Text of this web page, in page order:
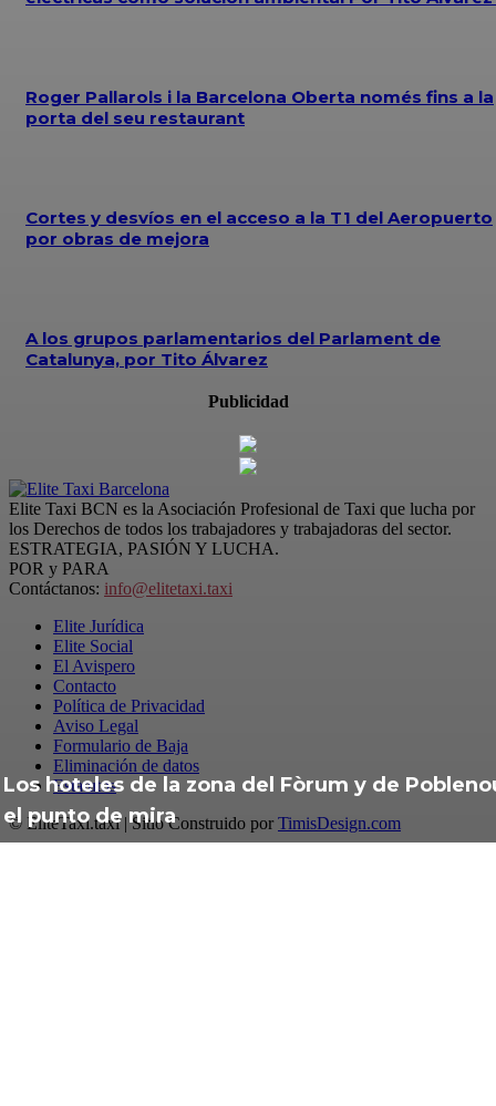
Los hoteles de la zona del Fòrum y de
el punto de mira
Roger Pallarols i la Barcelona Oberta només fins a la
porta del seu restaurant
Cortes y desvíos en el acceso a la T1 del Aeropuerto
por obras de mejora
A los grupos parlamentarios del Parlament de
Catalunya, por Tito Álvarez
Publicidad
Elite Taxi BCN es la Asociación Profesional de Taxi que lucha por
los Derechos de todos los trabajadores y trabajadoras del sector.
ESTRATEGIA, PASIÓN Y LUCHA.
POR y PARA
Contáctanos: info@elitetaxi.taxi
Elite Jurídica
Elite Social
El Avispero
Contacto
Política de Privacidad
Aviso Legal
Formulario de Baja
Eliminación de datos
Estatutos
© EliteTaxi.taxi | Sitio Construido por TimisDesign.com